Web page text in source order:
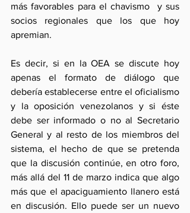
más favorables para el chavismo  y sus
socios regionales que los que hoy
apremian.
Es decir, si en la OEA se discute hoy
apenas el formato de diálogo que
debería establecerse entre el oficialismo
y la oposición venezolanos y si éste
debe ser informado o no al Secretario
General y al resto de los miembros del
sistema, el hecho de que se pretenda
que la discusión continúe, en otro foro,
más allá del 11 de marzo indica que algo
más que el apaciguamiento llanero está
en discusión. Ello puede ser un nuevo